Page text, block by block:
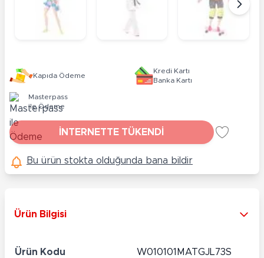
Kapıda Ödeme
Kredi Kartı
Banka Kartı
Masterpass
ile Ödeme
İNTERNETTE TÜKENDİ
Bu ürün stokta olduğunda bana bildir
Ürün Bilgisi
Ürün Kodu W010101MATGJL73S